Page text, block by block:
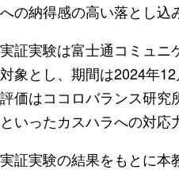
への納得感の高い落とし込
実証実験は富士通コミュニ
対象とし、期間は2024年
評価はココロバランス研究
といったカスハラへの対
実証実験の結果をもとに本